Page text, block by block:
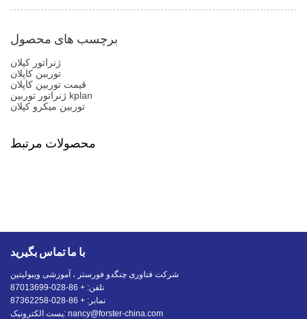
برچسب های محصول
ژنراتور کپلان
توربین کاپلان
قیمت توربین کاپلان
ژنراتور توربین kplan
توربین میکرو کپلان
محصولات مرتبط
با ما تماس بگیرید
شرکت فناوری چنگدو فورستر ، آموزشی ویبولیتین
تلفن: + 86-028-87013699
نمابر: + 86-028-87362258
پست الکترونیک: nancy@forster-china.com